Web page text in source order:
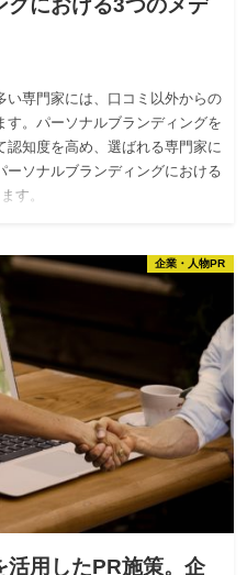
グにおける3つのメデ
い専門家には、口コミ以外からの
す。パーソナルブランディングを
知度を高め、選ばれる専門家に
ーソナルブランディングにおける
す。
企業・人物PR
活用したPR施策。企